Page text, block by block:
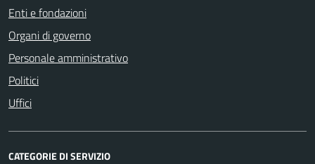
Enti e fondazioni
Organi di governo
Personale amministrativo
Politici
Uffici
CATEGORIE DI SERVIZIO